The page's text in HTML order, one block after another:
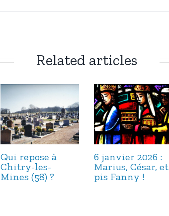
Related articles
Qui repose à
Chitry-les-
Mines (58) ?
6 janvier 2026 :
Marius, César, et
pis Fanny !